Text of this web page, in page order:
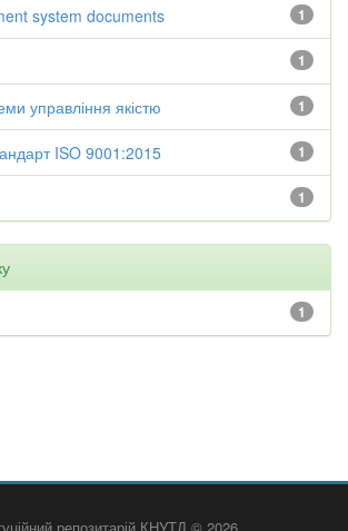
1
system documents
1
1
управління якістю
1
ISO 9001:2015
1
1